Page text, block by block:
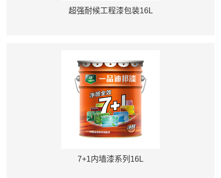
超强耐候工程漆包装16L
7+1内墙漆系列16L